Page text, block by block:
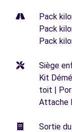
Pack
Pack
Pack
Siège
Kit
toit |
Attache
Sortie